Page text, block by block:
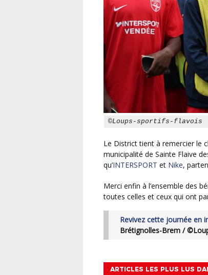
©Loups-sportifs-flavois
Le District tient à remercier le club des Loups Sportifs Flavois pour sa superbe organisation, la
municipalité de Sainte Flaive
qu’INTERSPORT et Nike,
Merci enfin à l’ensemble des bénévoles ayant œuvré à la réussite ce cette belle journée et à
toutes celles et ceux qui ont
Revivez cette journée en
Brétignolles-Brem /
ARTICLES LES PLUS LUS